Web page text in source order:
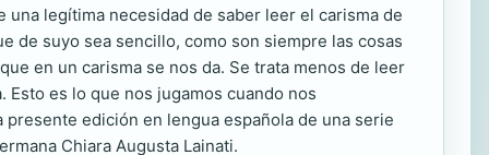
legítima necesidad de saber leer el carisma de
de suyo sea sencillo, como son siempre las cosas
en un carisma se nos da. Se trata menos de leer
es lo que nos jugamos cuando nos
edición en lengua española de una serie
Chiara Augusta Lainati.